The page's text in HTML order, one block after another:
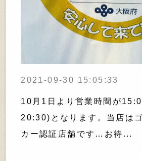
2021-09-30 15:05:33
10月1日より営業時間が
20:30)となります。当店は
カー認証店舗です…お待...